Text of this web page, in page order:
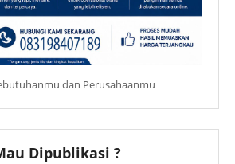
dan Perusahaanmu
Dipublikasi ?